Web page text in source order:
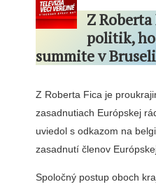
Z
politik,
summite v Bruseli
Z Roberta Fica je
zasadnutiach Európskej
uviedol s odkazom na
zasadnutí členov
Spoločný postup oboch